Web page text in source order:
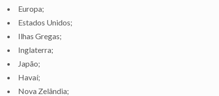
Europa;
Estados Unidos;
Ilhas Gregas;
Inglaterra;
Japão;
Havaí;
Nova Zelândia;